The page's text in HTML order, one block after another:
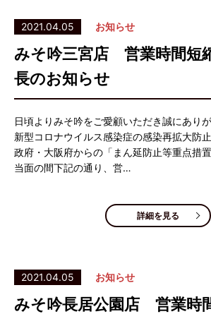
2021.04.05 お知らせ
みそ吟三宮店 営業時間短
長のお知らせ
日頃よりみそ吟をご愛顧いただき誠にあり
新型コロナウイルス感染症の感染再拡大防
政府・大阪府からの「まん延防止等重点措
当面の間下記の通り、営…
詳細を見る
2021.04.05 お知らせ
みそ吟長居公園店 営業時